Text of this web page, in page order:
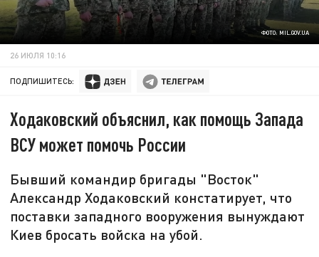
ФОТО: MIL.GOV.UA
26 ИЮЛЯ 10:16
ПОДПИШИТЕСЬ:
Ходаковский объяснил, как помощь Запада
ВСУ может помочь России
Бывший командир бригады "Восток"
Александр Ходаковский констатирует, что
поставки западного вооружения вынуждают
Киев бросать войска на убой.